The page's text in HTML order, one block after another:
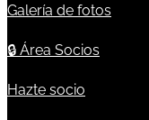
Galería de fotos
🔒 Área Socios
Hazte socio